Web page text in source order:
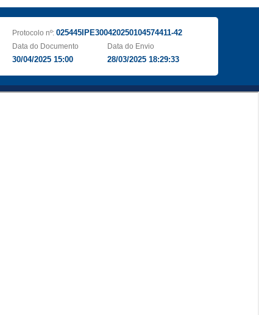
Protocolo nº: 025445IPE300420250104574411-42
Data do Documento
30/04/2025 15:00
Data do Envio
28/03/2025 18:29:33